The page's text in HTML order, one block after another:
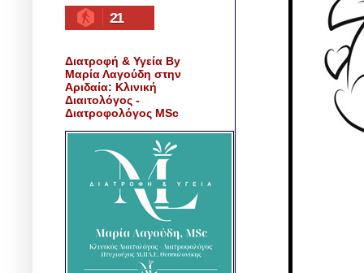
21
Διατροφή & Υγεία By
Μαρία Λαγούδη στην
Αριδαία: Κλινική
Διαιτολόγος -
Διατροφολόγος MSc